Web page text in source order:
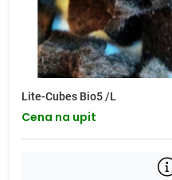
Lite-Cubes Bio5 /L
Cena na upit